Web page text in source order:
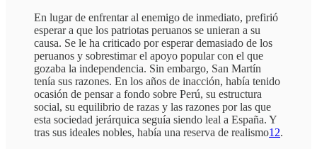
En lugar de enfrentar al enemigo de inmediato, prefirió
esperar a que los patriotas peruanos se unieran a su
causa. Se le ha criticado por esperar demasiado de los
peruanos y sobrestimar el apoyo popular con el que
gozaba la independencia. Sin embargo, San Martín
tenía sus razones. En los años de inacción, había tenido
ocasión de pensar a fondo sobre Perú, su estructura
social, su equilibrio de razas y las razones por las que
esta sociedad jerárquica seguía siendo leal a España. Y
tras sus ideales nobles, había una reserva de realismo12.